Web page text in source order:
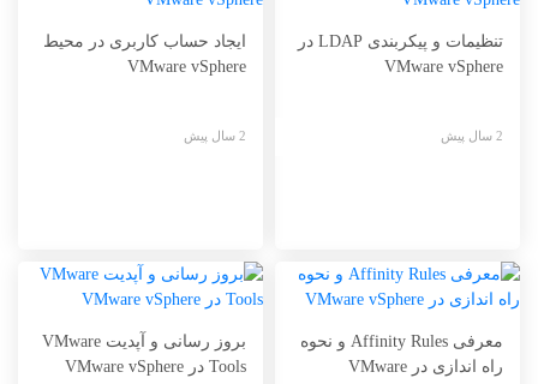
تنظیمات و پیکربندی LDAP در
VMware vSphere
ایجاد حساب کاربری در محیط
VMware vSphere
معرفی Affinity Rules و نحوه
راه اندازی در VMware
بروز رسانی و آپدیت VMware
Tools در VMware vSphere